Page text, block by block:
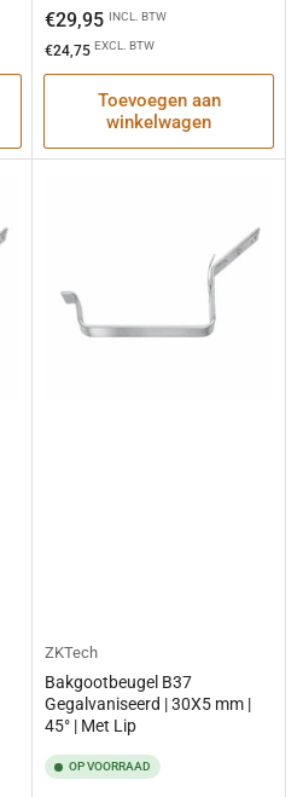
Normale
prijs
€29,95 INCL. BTW
€24,75 EXCL. BTW
Toevoegen aan
winkelwagen
ZKTech
Bakgootbeugel B37
Gegalvaniseerd | 30X5 mm |
45° | Met Lip
OP VOORRAAD